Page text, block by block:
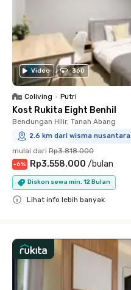
Video 360
Coliving • Putri
Kost Rukita Eight Benhil
Bendungan Hilir, Tanah Abang
2.6 km dari wisma nusantara
mulai dari Rp3.818.000
-6% Rp3.558.000 /bulan
Diskon sewa min. 12 Bulan
Lihat info lebih banyak